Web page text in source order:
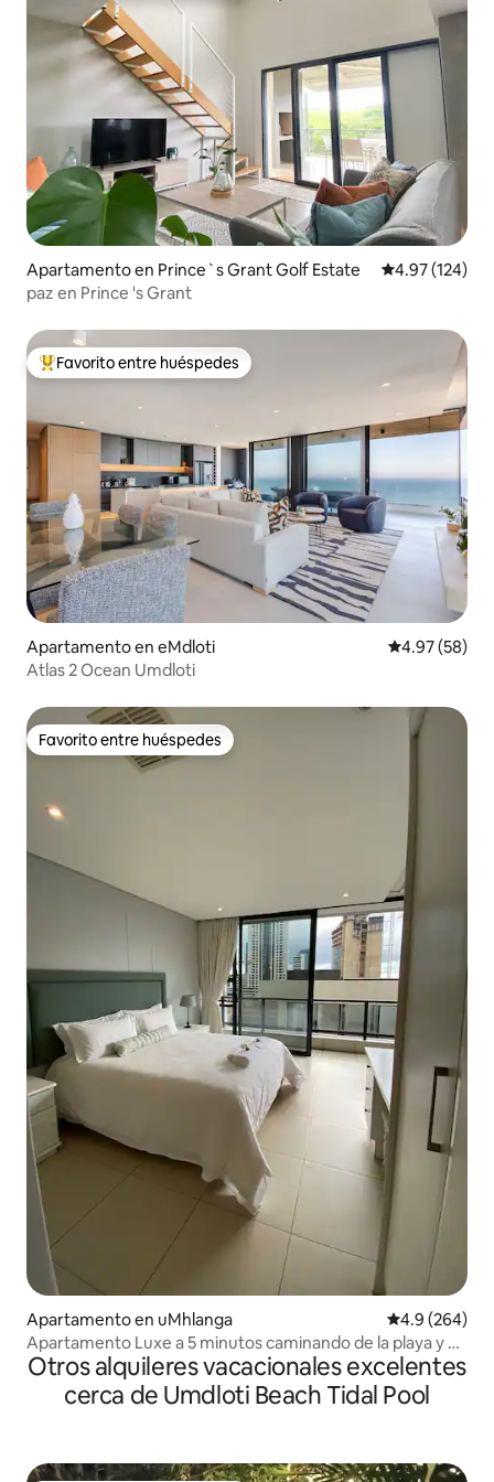
Apartamento en Prince`s Grant Golf Estate Calificación
4.97 (124)
paz en Prince 's Grant
Favorito entre huéspedes preferido
Favorito entre huéspedes
Apartamento en eMdloti Calificación
4.97 (58)
Atlas 2 Ocean Umdloti
Favorito entre huéspedes
Favorito entre huéspedes
Apartamento en uMhlanga Calificación
4.9 (264)
Apartamento Luxe a 5 minutos caminando de la playa y el
pueblo de Umhlanga.
Otros alquileres vacacionales excelentes
cerca de Umdloti Beach Tidal Pool